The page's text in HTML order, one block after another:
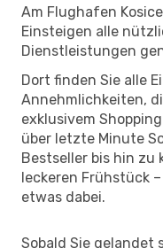
Am Flughafen
Einsteigen alle
Dienstleistungen
Dort finden Sie alle
Annehmlichkeiten,
exklusivem
über letzte Minute
Bestseller bis hin zu
leckeren Frühstück
etwas dabei.
Sobald Sie gelandet